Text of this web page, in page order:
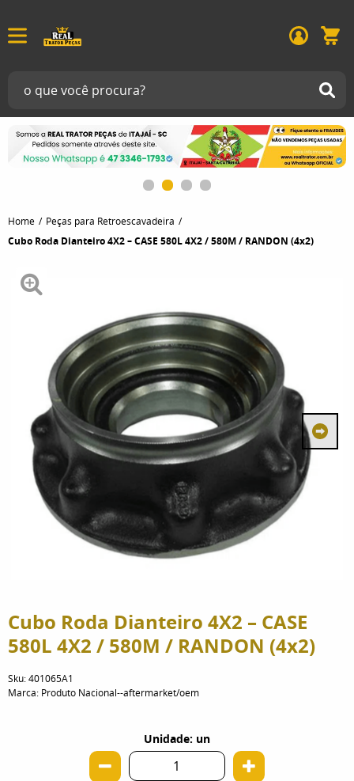
Home Peças para Retroescavadeira
Cubo Roda Dianteiro 4X2 – CASE 580L 4X2 / 580M / RANDON (4x2)
Cubo Roda Dianteiro 4X2 – CASE
580L 4X2 / 580M / RANDON (4x2)
Sku:401065A1
Marca: Produto Nacional--aftermarket/oem
Unidade: un